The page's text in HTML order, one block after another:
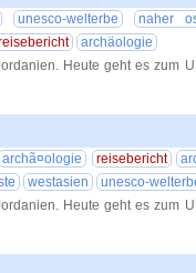
unesco-welterbe
naher
archäologie
Heute geht es zum
archã¤ologie reisebericht
westasien
unesco-
Heute geht es zum